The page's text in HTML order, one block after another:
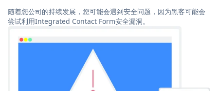
随着您公司的持续发展，您可能会遇到安全问题，因为黑客可能会
尝试利用Integrated Contact Form安全漏洞。